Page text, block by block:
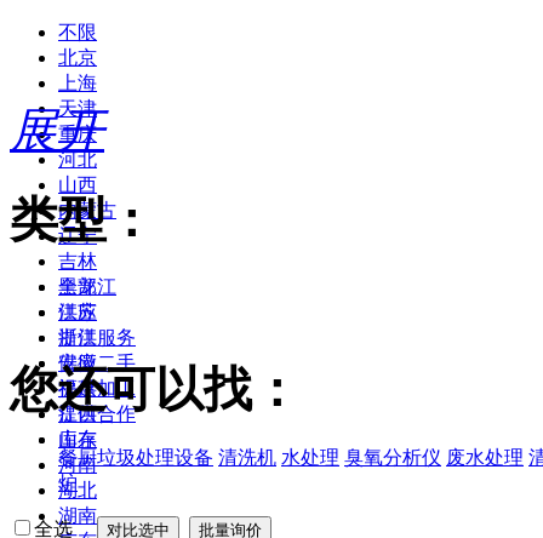
不限
北京
上海
天津
重庆
河北
山西
内蒙古
辽宁
吉林
黑龙江
江苏
浙江
安徽
福建
江西
山东
河南
湖北
湖南
展开
类型：
全部
供应
提供服务
供应二手
提供加工
提供合作
库存
您还可以找：
餐厨垃圾处理设备 清洗机 水处理 臭氧分析仪 废水处理
炉
全选